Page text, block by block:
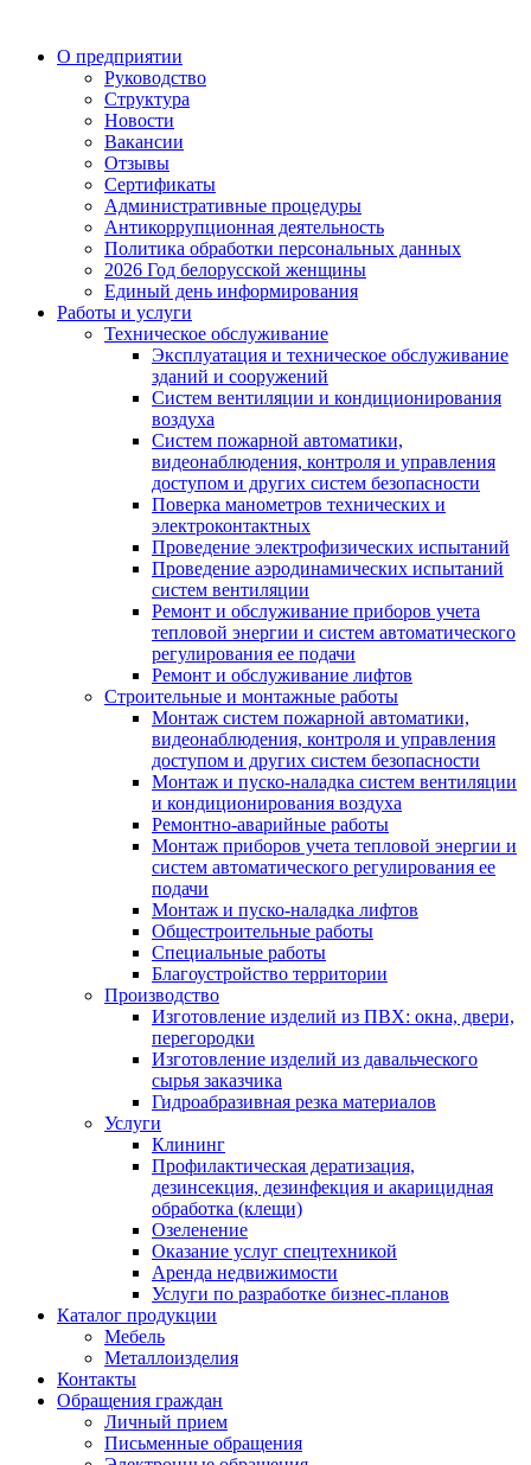
О предприятии
Руководство
Структура
Новости
Вакансии
Отзывы
Сертификаты
Административные процедуры
Антикоррупционная деятельность
Политика обработки персональных данных
2026 Год белорусской женщины
Единый день информирования
Работы и услуги
Техническое обслуживание
Эксплуатация и техническое обслуживание
зданий и сооружений
Систем вентиляции и кондиционирования
воздуха
Систем пожарной автоматики,
видеонаблюдения, контроля и управления
доступом и других систем безопасности
Поверка манометров технических и
электроконтактных
Проведение электрофизических испытаний
Проведение аэродинамических испытаний
систем вентиляции
Ремонт и обслуживание приборов учета
тепловой энергии и систем автоматического
регулирования ее подачи
Ремонт и обслуживание лифтов
Строительные и монтажные работы
Монтаж систем пожарной автоматики,
видеонаблюдения, контроля и управления
доступом и других систем безопасности
Монтаж и пуско-наладка систем вентиляции
и кондиционирования воздуха
Ремонтно-аварийные работы
Монтаж приборов учета тепловой энергии и
систем автоматического регулирования ее
подачи
Монтаж и пуско-наладка лифтов
Общестроительные работы
Специальные работы
Благоустройство территории
Производство
Изготовление изделий из ПВХ: окна, двери,
перегородки
Изготовление изделий из давальческого
сырья заказчика
Гидроабразивная резка материалов
Услуги
Клининг
Профилактическая дератизация,
дезинсекция, дезинфекция и акарицидная
обработка (клещи)
Озеленение
Оказание услуг спецтехникой
Аренда недвижимости
Услуги по разработке бизнес-планов
Каталог продукции
Мебель
Металлоизделия
Контакты
Обращения граждан
Личный прием
Письменные обращения